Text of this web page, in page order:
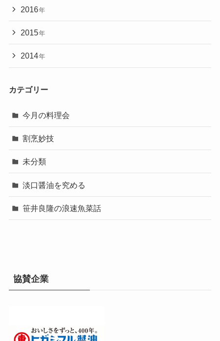
2016年
2015年
2014年
カテゴリー
今月の料理会
割烹妙技
未分類
淡口醤油を究める
笹井良隆の浪速魚菜話
協賛企業